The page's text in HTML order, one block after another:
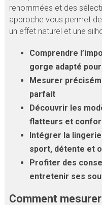
renommées et des
approche vous permet
un effet naturel et une
Comprendre
gorge adapté
Mesurer
parfait
Découvrir les
flatteurs et
Intégrer la
sport, détente et
Profiter des
entretenir ses
Comment